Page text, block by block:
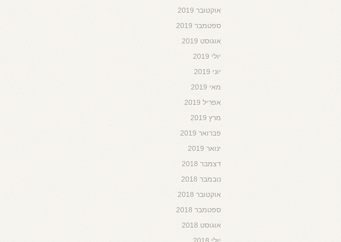
אוקטובר 2019
ספטמבר 2019
אוגוסט 2019
יולי 2019
יוני 2019
מאי 2019
אפריל 2019
מרץ 2019
פברואר 2019
ינואר 2019
דצמבר 2018
נובמבר 2018
אוקטובר 2018
ספטמבר 2018
אוגוסט 2018